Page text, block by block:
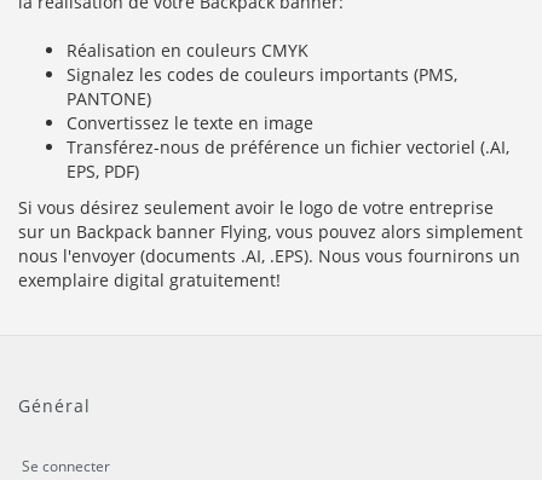
Réalisation en couleurs CMYK
Signalez les codes de couleurs importants (PMS,
PANTONE)
Convertissez le texte en image
Transférez-nous de préférence un fichier vectoriel (.AI,
EPS, PDF)
Si vous désirez seulement avoir le logo de votre entreprise
sur un Backpack banner Flying, vous pouvez alors simplement
nous l'envoyer (documents .AI, .EPS). Nous vous fournirons un
exemplaire digital gratuitement!
Général
Se connecter